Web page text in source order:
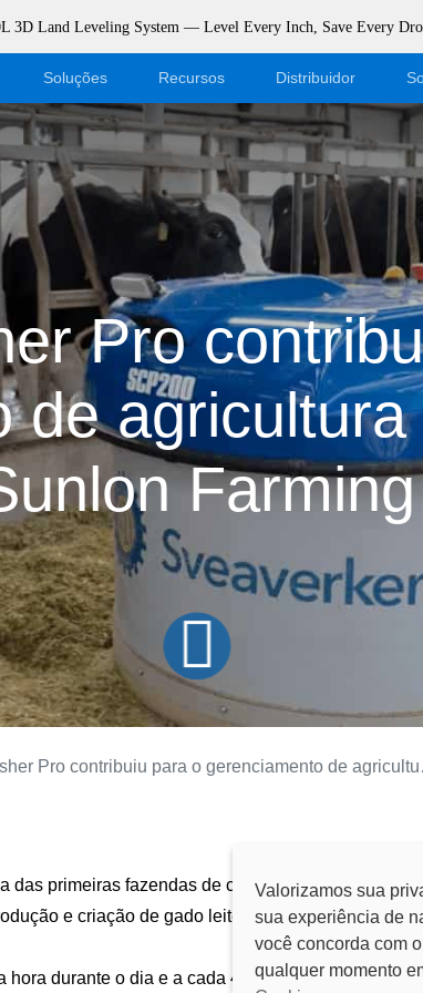
3D Land Leveling System — Level Every Inch, Save Every
Soluções Recursos
Blogue
Eventos
Apoiar
Download
Distribuidor
Torne-se um
Login da loja virtual
Dealer Portal
Pro
de
Farming
contribuiu para o gerenciamento de agricultura inteligente da Sunlon Farming
das primeiras fazendas de criação na China. É
e criação de gado leiteiro do país.
durante o dia e a cada 40 minutos à noite, o
Valorizamos sua
sua experiência de
você concorda com
qualquer momento